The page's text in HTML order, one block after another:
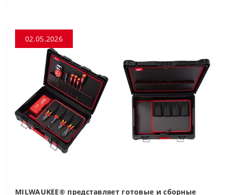
02.05.2026
MILWAUKEE® представляет готовые и сборные